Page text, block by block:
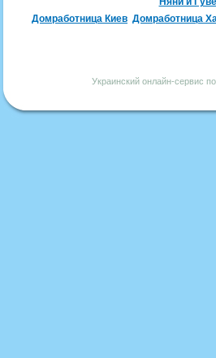
Домработница Киев Домработница
Украинский онлайн-сервис